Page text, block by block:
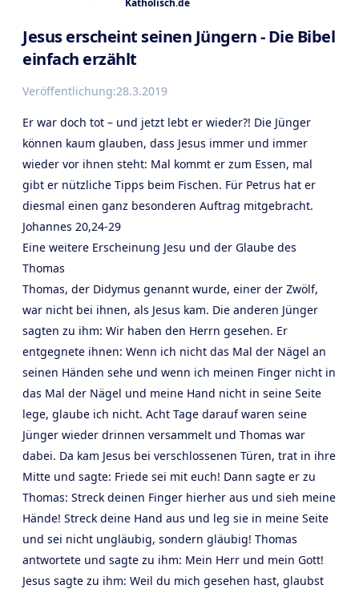
Katholisch.de
Jesus erscheint seinen Jüngern - Die Bibel
einfach erzählt
Veröffentlichung:28.3.2019
Er war doch tot – und jetzt lebt er wieder?! Die Jünger
können kaum glauben, dass Jesus immer und immer
wieder vor ihnen steht: Mal kommt er zum Essen, mal
gibt er nützliche Tipps beim Fischen. Für Petrus hat er
diesmal einen ganz besonderen Auftrag mitgebracht.
Johannes 20,24-29
Eine weitere Erscheinung Jesu und der Glaube des
Thomas
Thomas, der Didymus genannt wurde, einer der Zwölf,
war nicht bei ihnen, als Jesus kam. Die anderen Jünger
sagten zu ihm: Wir haben den Herrn gesehen. Er
entgegnete ihnen: Wenn ich nicht das Mal der Nägel an
seinen Händen sehe und wenn ich meinen Finger nicht in
das Mal der Nägel und meine Hand nicht in seine Seite
lege, glaube ich nicht. Acht Tage darauf waren seine
Jünger wieder drinnen versammelt und Thomas war
dabei. Da kam Jesus bei verschlossenen Türen, trat in ihre
Mitte und sagte: Friede sei mit euch! Dann sagte er zu
Thomas: Streck deinen Finger hierher aus und sieh meine
Hände! Streck deine Hand aus und leg sie in meine Seite
und sei nicht ungläubig, sondern gläubig! Thomas
antwortete und sagte zu ihm: Mein Herr und mein Gott!
Jesus sagte zu ihm: Weil du mich gesehen hast, glaubst